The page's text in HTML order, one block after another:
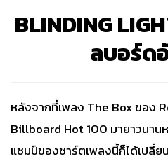
BLINDING
ลบอร์ด
หลังจากที่เพลง The Box ของ
Billboard Hot 100 มายาวนา
แชมป์ของชาร์ตเพลงนี้ก็ได้เปลี่